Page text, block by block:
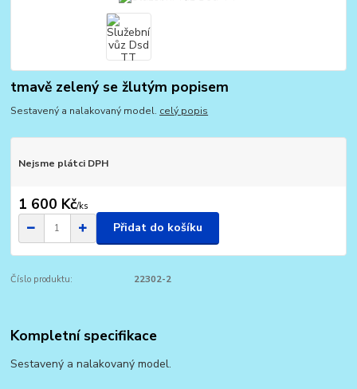
tmavě zelený se žlutým popisem
Sestavený a nalakovaný model. celý popis
Nejsme plátci DPH
1 600 Kč/ks
Přidat do košíku
Číslo produktu: 22302-2
Kompletní specifikace
Sestavený a nalakovaný model.